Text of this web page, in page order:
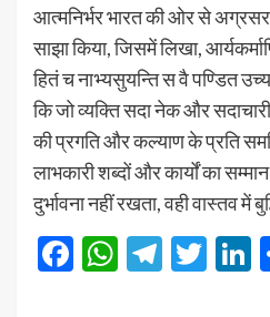
आत्मनिर्भर भारत की ओर से
साझा किया, जिसमें लिखा,
हितं च नाभ्यसुयन्ति स वै पण्डित
कि जो व्यक्ति सदा नेक और
की प्रगति और कल्याण के प्रति
लाभकारी शब्दों और कार्यों का
दुर्भावना नहीं रखता, वही वास्तव में
Facebook